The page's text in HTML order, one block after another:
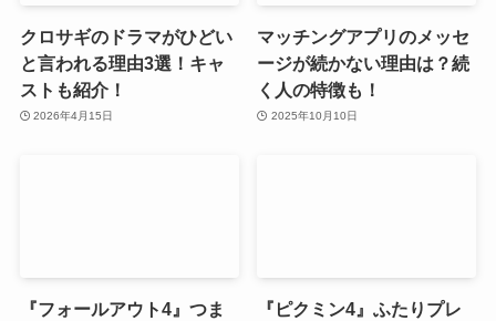
クロサギのドラマがひどい
と言われる理由3選！キャ
ストも紹介！
2026年4月15日
マッチングアプリのメッセ
ージが続かない理由は？続
く人の特徴も！
2025年10月10日
『フォールアウト4』つま
『ピクミン4』ふたりプレ